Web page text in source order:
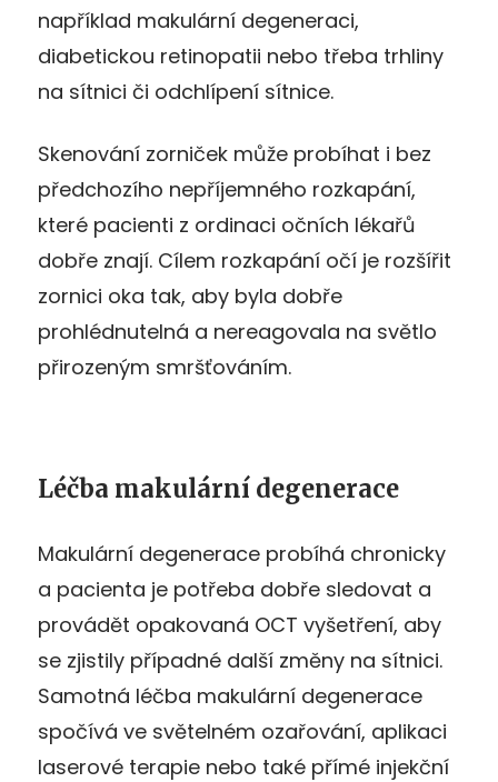
například makulární degeneraci,
diabetickou retinopatii nebo třeba trhliny
na sítnici či odchlípení sítnice.
Skenování zorniček může probíhat i bez
předchozího nepříjemného rozkapání,
které pacienti z ordinaci očních lékařů
dobře znají. Cílem rozkapání očí je rozšířit
zornici oka tak, aby byla dobře
prohlédnutelná a nereagovala na světlo
přirozeným smršťováním.
Léčba makulární degenerace
Makulární degenerace probíhá chronicky
a pacienta je potřeba dobře sledovat a
provádět opakovaná OCT vyšetření, aby
se zjistily případné další změny na sítnici.
Samotná léčba makulární degenerace
spočívá ve světelném ozařování, aplikaci
laserové terapie nebo také přímé injekční